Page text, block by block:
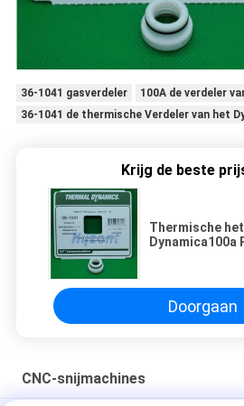
36-1041 gasverdeler
100A de verdeler
36-1041 de thermische Verdeler van het
Krijg de beste
Thermische
Dynamica100a
Doorgaan
CNC-snijmachines